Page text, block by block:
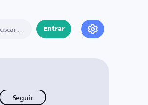
Entrar
Seguir